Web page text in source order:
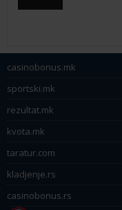
casinobonus.mk
sportski.mk
rezultat.mk
kvota.mk
taratur.com
kladjenje.rs
casinobonus.rs